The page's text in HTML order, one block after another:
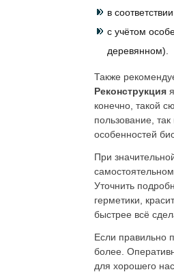
в
с учётом
деревянном).
Также
Реконструкция
конечно, такой
пользование,
особенностей
При
Уточнить
герметики,
быстрее всё
Если правильно
более.
для хорошего